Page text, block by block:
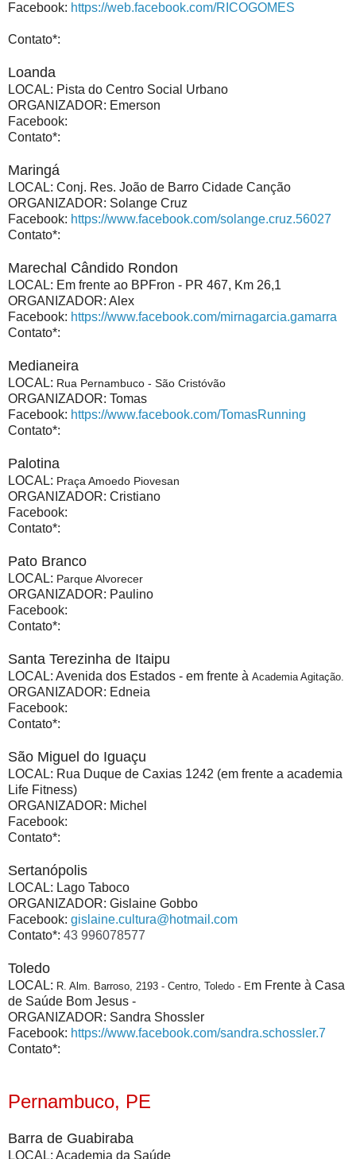
Facebook: https://web.facebook.com/RICOGOMES
Contato*:
Loanda
LOCAL: Pista do Centro Social Urbano
ORGANIZADOR: Emerson
Facebook:
Contato*:
Maringá
LOCAL: Conj. Res. João de Barro Cidade Canção
ORGANIZADOR: Solange Cruz
Facebook: https://www.facebook.com/solange.cruz.56027
Contato*:
Marechal Cândido Rondon
LOCAL: Em frente ao BPFron - PR 467, Km 26,1
ORGANIZADOR: Alex
Facebook: https://www.facebook.com/mirnagarcia.gamarra
Contato*:
Medianeira
LOCAL: Rua Pernambuco - São Cristóvão
ORGANIZADOR: Tomas
Facebook: https://www.facebook.com/TomasRunning
Contato*:
Palotina
LOCAL: Praça Amoedo Piovesan
ORGANIZADOR: Cristiano
Facebook:
Contato*:
Pato Branco
LOCAL: Parque Alvorecer
ORGANIZADOR: Paulino
Facebook:
Contato*:
Santa Terezinha de Itaipu
LOCAL: Avenida dos Estados - em frente à Academia Agitação.
ORGANIZADOR: Edneia
Facebook:
Contato*:
São Miguel do Iguaçu
LOCAL: Rua Duque de Caxias 1242 (em frente a academia
Life Fitness)
ORGANIZADOR: Michel
Facebook:
Contato*:
Sertanópolis
LOCAL: Lago Taboco
ORGANIZADOR: Gislaine Gobbo
Facebook: gislaine.cultura@hotmail.com
Contato*: 43 996078577
Toledo
LOCAL: R. Alm. Barroso, 2193 - Centro, Toledo - Em Frente à Casa
de Saúde Bom Jesus -
ORGANIZADOR: Sandra Shossler
Facebook: https://www.facebook.com/sandra.schossler.7
Contato*:
Pernambuco, PE
Barra de Guabiraba
LOCAL: Academia da Saúde